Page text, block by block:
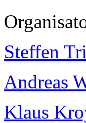
Steffen
Andreas
Klaus